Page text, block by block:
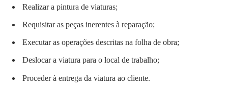
Realizar a pintura de viaturas;
Requisitar as peças inerentes à reparação;
Executar as operações descritas na folha de obra;
Deslocar a viatura para o local de trabalho;
Proceder à entrega da viatura ao cliente.